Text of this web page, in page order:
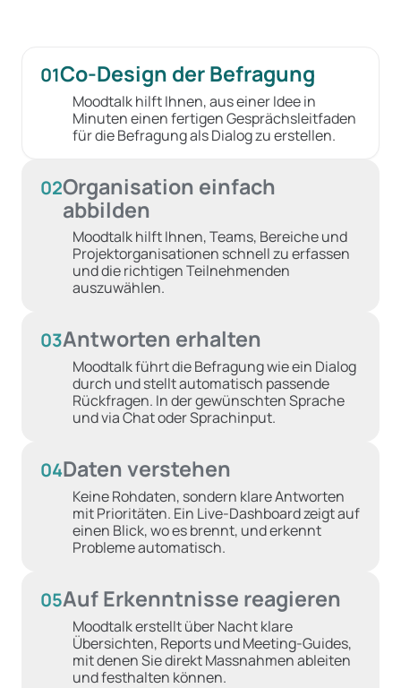
01Co-Design der Befragung
Moodtalk hilft Ihnen, aus einer Idee in
Minuten einen fertigen Gesprächsleitfaden
für die Befragung als Dialog zu erstellen.
02Organisation einfach
abbilden
Moodtalk hilft Ihnen, Teams, Bereiche und
Projektorganisationen schnell zu erfassen
und die richtigen Teilnehmenden
auszuwählen.
03Antworten erhalten
Moodtalk führt die Befragung wie ein Dialog
durch und stellt automatisch passende
Rückfragen. In der gewünschten Sprache
und via Chat oder Sprachinput.
04Daten verstehen
Keine Rohdaten, sondern klare Antworten
mit Prioritäten. Ein Live-Dashboard zeigt auf
einen Blick, wo es brennt, und erkennt
Probleme automatisch.
05Auf Erkenntnisse reagieren
Moodtalk erstellt über Nacht klare
Übersichten, Reports und Meeting-Guides,
mit denen Sie direkt Massnahmen ableiten
und festhalten können.